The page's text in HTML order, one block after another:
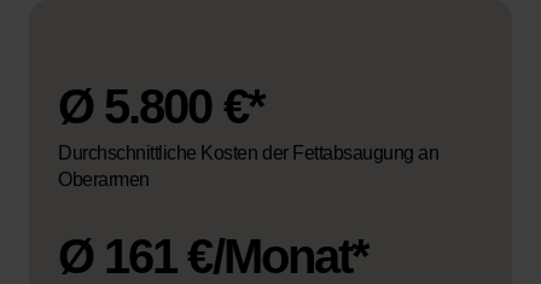
Ø 5.800 €*
Durchschnittliche Kosten der Fettabsaugung an
Oberarmen
Ø 161 €/Monat*